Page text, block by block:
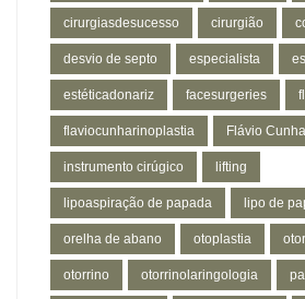
cirurgiasdesucesso cirurgião
desvio de septo especialista
estéticadonariz facesurgeries
flaviocunharinoplastia Flávio Cunha
instrumento cirúgico lifting
lipoaspiração de papada lipo de
orelha de abano otoplastia
otorrino otorrinolaringologia